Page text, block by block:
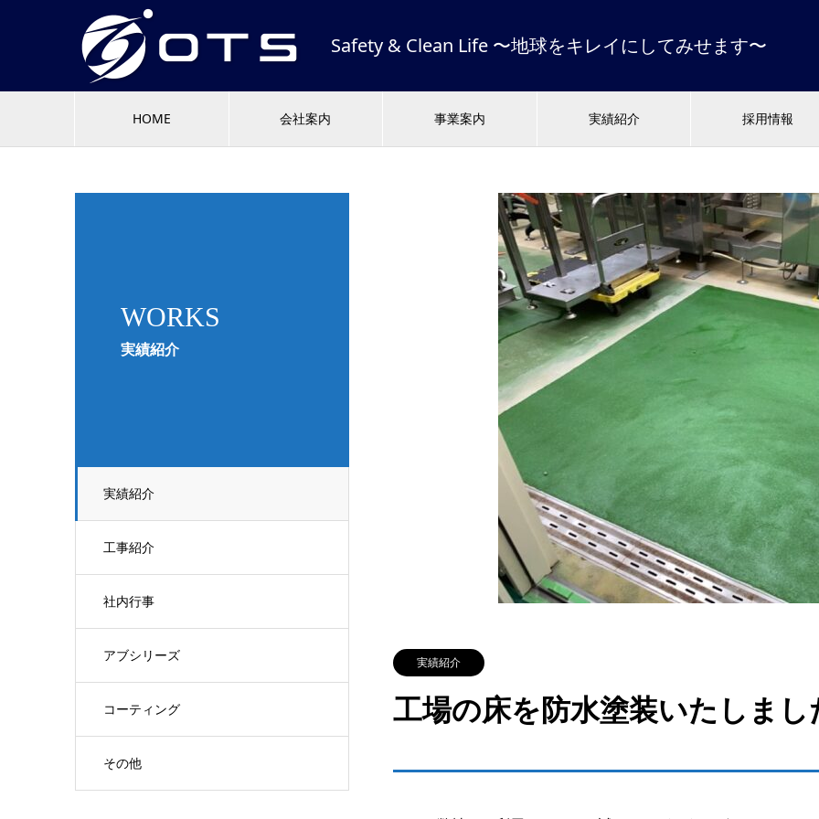
Safety & Clean Life 〜地球をキレイにしてみせます〜
HOME 会社案内 事業案内 実績紹介 採用情報
WORKS
実績紹介
実績紹介
工事紹介
社内行事
アブシリーズ
コーティング
その他
実績紹介
工場の床を防水塗装いたしまし